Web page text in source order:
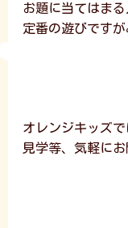
お題に当てはま
定番の遊びです
オレンジキッズ
見学等、気軽に